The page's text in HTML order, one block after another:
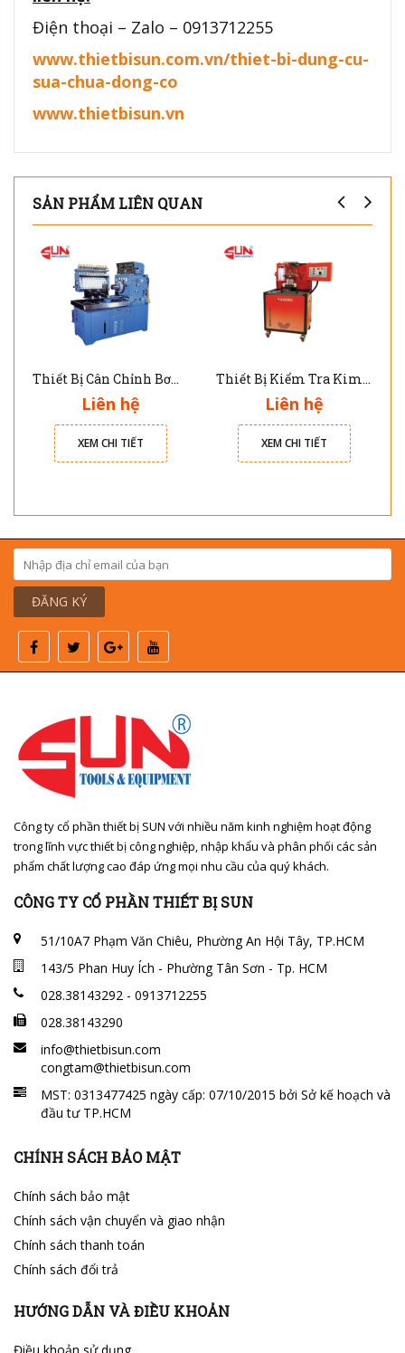
Điện thoại – Zalo – 0913712255
www.thietbisun.com.vn/thiet-bi-dung-cu-
sua-chua-dong-co
www.thietbisun.vn
SẢN PHẨM LIÊN QUAN
Thiết Bị Cân Chỉnh Bơm Cao Áp 8 Xy Lanh DNB-103W
Liên hệ
XEM CHI TIẾT
Thiết Bị Kiểm Tra Kim Phun Common Rail Diesel CRDI-100
Liên hệ
XEM CHI TIẾT
ĐĂNG KÝ
Công ty cổ phần thiết bị SUN với nhiều năm kinh nghiệm hoạt động
trong lĩnh vực thiết bị công nghiệp, nhập khẩu và phân phối các sản
phẩm chất lượng cao đáp ứng mọi nhu cầu của quý khách.
CÔNG TY CỔ PHẦN THIẾT BỊ SUN
51/10A7 Phạm Văn Chiêu, Phường An Hội Tây, TP.HCM
143/5 Phan Huy Ích - Phường Tân Sơn - Tp. HCM
028.38143292 - 0913712255
028.38143290
info@thietbisun.com
congtam@thietbisun.com
MST: 0313477425 ngày cấp: 07/10/2015 bởi Sở kế hoạch và
đầu tư TP.HCM
CHÍNH SÁCH BẢO MẬT
Chính sách bảo mật
Chính sách vận chuyển và giao nhận
Chính sách thanh toán
Chính sách đổi trả
HƯỚNG DẪN VÀ ĐIỀU KHOẢN